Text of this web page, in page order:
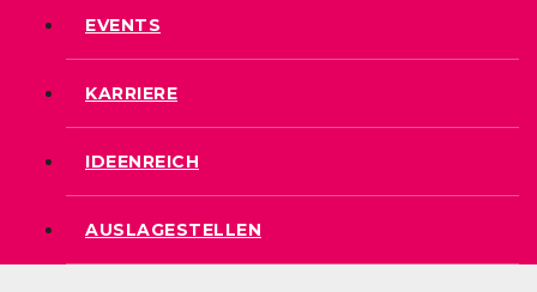
EVENTS
KARRIERE
IDEENREICH
AUSLAGESTELLEN